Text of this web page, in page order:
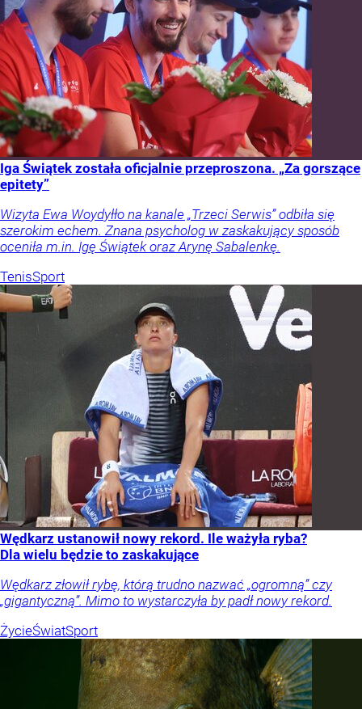
Iga Świątek została oficjalnie przeproszona. „Za gorszące
epitety”
Wizyta Ewa Woydyłło na kanale „Trzeci Serwis” odbiła się
szerokim echem. Znana psycholog w zaskakujący sposób
oceniła m.in. Igę Świątek oraz Arynę Sabalenkę.
TenisSport
Wędkarz ustanowił nowy rekord. Ile ważyła ryba?
Dla wielu będzie to zaskakujące
Wędkarz złowił rybę, którą trudno nazwać „ogromną” czy
„gigantyczną”. Mimo to wystarczyła by padł nowy rekord.
ŻycieŚwiatSport